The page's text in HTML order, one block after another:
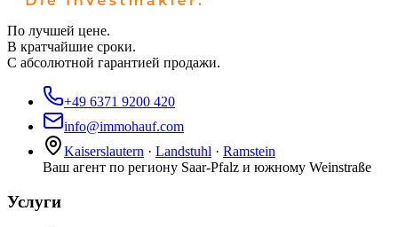
По лучшей цене.
В кратчайшие сроки.
С абсолютной гарантией продажи.
+49 6371 9200 420
info@immohauf.com
Kaiserslautern · Landstuhl · Ramstein
Ваш агент по региону Saar-Pfalz и южному Weinstraße
Услуги